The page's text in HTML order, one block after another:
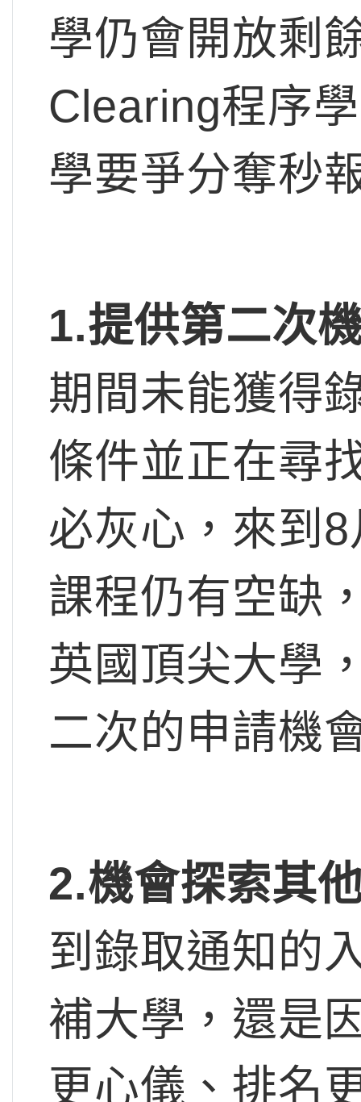
學仍會開放剩
Clearing程序
學要爭分奪秒
1.提供第二次
期間未能獲得
條件並正在尋
必灰心，來到
課程仍有空缺
英國頂尖大學
二次的申請機
2.機會探索其
到錄取通知的
補大學，還是
更心儀、排名